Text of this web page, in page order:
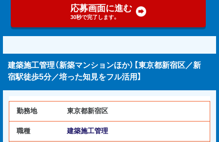
応募画面に進む
30秒で完了します。
建築施工管理（新築マンションほか）【東京都新宿区／新
宿駅徒歩5分／培った知見をフル活用】
勤務地 東京都新宿区
職種 建築施工管理